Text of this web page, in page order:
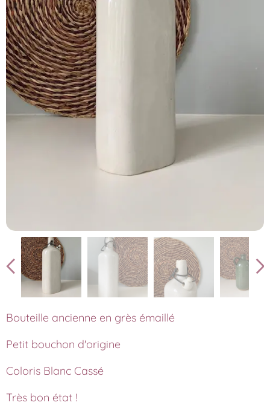
Bouteille ancienne en grès émaillé
Petit bouchon d'origine
Coloris Blanc Cassé
Très bon état !